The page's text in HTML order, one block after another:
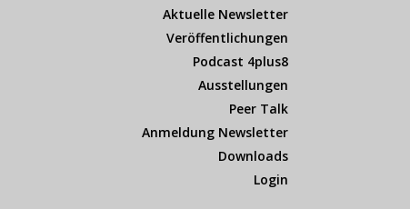
Aktuelle Newsletter
Veröffentlichungen
Podcast 4plus8
Ausstellungen
Peer Talk
Anmeldung Newsletter
Downloads
Login